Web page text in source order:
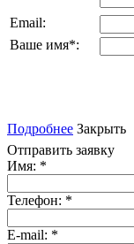
Email:
Ваше имя*:
Подробнее Закрыть
Отправить заявку
Имя: *
Телефон: *
E-mail: *